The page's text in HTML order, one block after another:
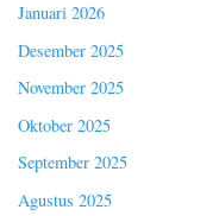
Januari 2026
Desember 2025
November 2025
Oktober 2025
September 2025
Agustus 2025